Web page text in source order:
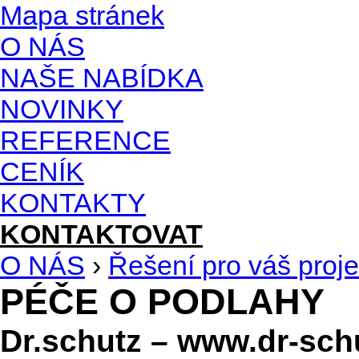
Mapa stránek
O NÁS
NAŠE NABÍDKA
NOVINKY
REFERENCE
CENÍK
KONTAKTY
KONTAKTOVAT
O NÁS › Řešení pro váš
PÉČE O PODLAHY
Dr.schutz – www.dr-